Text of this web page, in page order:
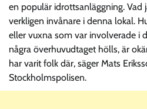
en populär idrottsanläggning. Vad
verkligen invånare i denna lokal.
eller vuxna som var involverade i
några överhuvudtaget hölls, är
har varit folk där, säger Mats
Stockholmspolisen.